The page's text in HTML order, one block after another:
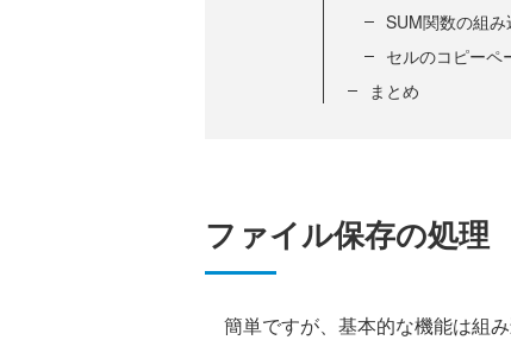
SUM関数の組み
セルのコピーペ
まとめ
ファイル保存の処理
簡単ですが、基本的な機能は組